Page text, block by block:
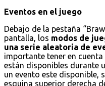
Eventos en el juego
Debajo de la pestaña
pantalla, los modos de
una serie aleatoria de
importante tener en
están disponibles durante
un evento este disponible,
esquina superior derecha